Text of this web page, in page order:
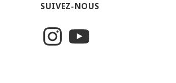
SUIVEZ-NOUS
InstagramYouTube